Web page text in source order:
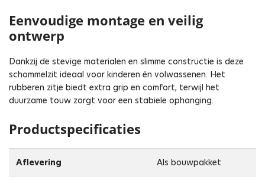
Eenvoudige montage en veilig
ontwerp
Dankzij de stevige materialen en slimme constructie is deze
schommelzit ideaal voor kinderen én volwassenen. Het
rubberen zitje biedt extra grip en comfort, terwijl het
duurzame touw zorgt voor een stabiele ophanging.
Productspecificaties
Aflevering Als bouwpakket